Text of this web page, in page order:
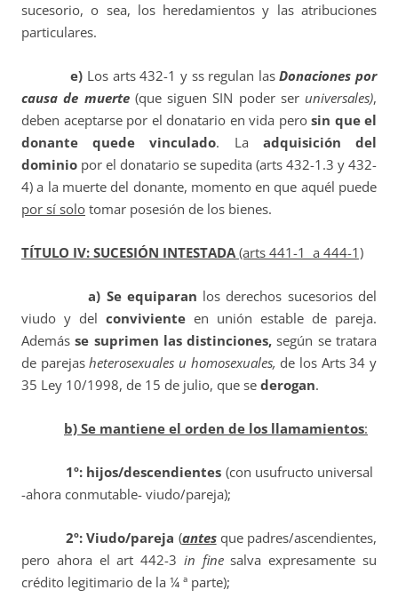
sucesorio, o sea, los heredamientos y las atribuciones
particulares.
e) Los arts 432-1 y ss regulan lasDonaciones por
causa de muerte(que siguen SIN poder ser universales),
deben aceptarse por el donatario en vida pero sin que el
donante quede vinculado. La adquisición del
dominio por el donatario se supedita (arts 432-1.3 y 432-
4) a la muerte del donante, momento en que aquél puede
por sí solo tomar posesión de los bienes.
TÍTULO IV: SUCESIÓN INTESTADA(arts 441-1 a 444-1)
a) Se equiparan los derechos sucesorios del
viudo y del conviviente en unión estable de pareja.
Ademásse suprimen las distinciones, según se tratara
de parejasheterosexuales u homosexuales, de los Arts 34 y
35 Ley 10/1998, de 15 de julio, que se derogan.
b) Se mantiene el orden de los llamamientos:
1º: hijos/descendientes (con usufructo universal
-ahora conmutable- viudo/pareja);
2º: Viudo/pareja (antesque padres/ascendientes,
pero ahora el art 442-3 in finesalva expresamente su
crédito legitimario de la ¼ ª parte);